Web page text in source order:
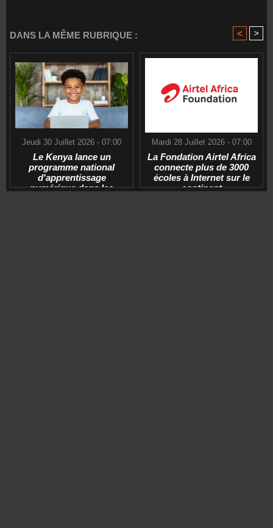
DANS LA MÊME RUBRIQUE : < >
Jeudi 30 Juillet 2026 - 07:00
Le Kenya lance un
programme national
d'apprentissage
numérique dans les
Mardi 28 Juillet 2026 - 07:00
La Fondation Airtel Africa
connecte plus de 3000
écoles à Internet sur le
continent